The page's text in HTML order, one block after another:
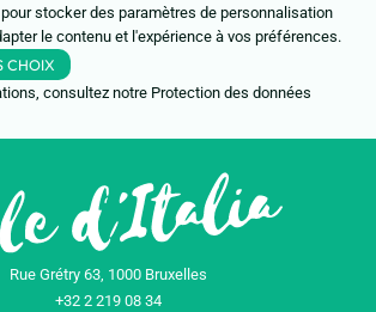
stocker des paramètres de personnalisation
le contenu et l'expérience à vos préférences.
CHOIX
consultez notre Protection des données
Rue Grétry 63, 1000 Bruxelles
+32 2 219 08 34